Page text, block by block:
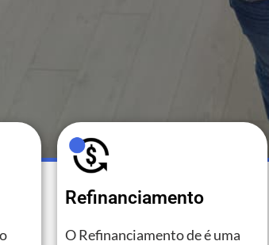
Refinanciamento
O Refinanciamento de é uma